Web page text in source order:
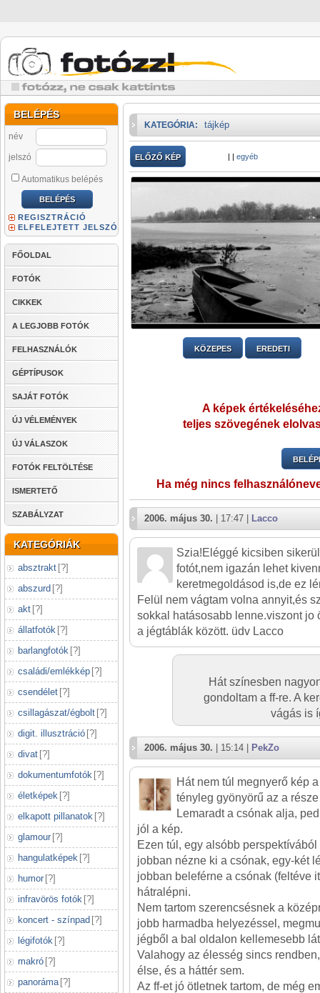
BELÉPÉS
név
jelszó
Automatikus belépés
REGISZTRÁCIÓ
ELFELEJTETT JELSZÓ
FŐOLDAL
FOTÓK
CIKKEK
A LEGJOBB FOTÓK
FELHASZNÁLÓK
GÉPTÍPUSOK
SAJÁT FOTÓK
ÚJ VÉLEMÉNYEK
ÚJ VÁLASZOK
FOTÓK FELTÖLTÉSE
ISMERTETŐ
SZABÁLYZAT
KATEGÓRIÁK
absztrakt [?]
abszurd [?]
akt [?]
állatfotók [?]
barlangfotók [?]
családi/emlékkép [?]
csendélet [?]
csillagászat/égbolt [?]
digit. illusztráció [?]
divat [?]
dokumentumfotók [?]
életképek [?]
elkapott pillanatok [?]
glamour [?]
hangulatképek [?]
humor [?]
infravörös fotók [?]
koncert - színpad [?]
légifotók [?]
makró [?]
panoráma [?]
KATEGÓRIA: tájkép
ELŐZŐ KÉP | | egyéb
KÖZEPES EREDETI
A képek
teljes szövegének
Ha még nincs
2006. május 30. | 17:47 | Lacco
Szia!Eléggé kicsiben
fotót,nem igazán lehet
keretmegoldásod is,de ez
Felül nem vágtam volna annyit,és
sokkal hatásosabb lenne.viszont jo
a jégtáblák között. üdv Lacco
Hát színesben
gondoltam a ff-re. A
vágás is
2006. május 30. | 15:14 | PekZo
Hát nem túl megnyerő kép
tényleg gyönyörű az a
Lemaradt a csónak alja,
jól a kép.
Ezen túl, egy alsóbb
jobban nézne ki a csónak, egy-két
jobban beleférne a csónak (feltéve
hátralépni.
Nem tartom szerencsésnek a
jobb harmadba helyezéssel,
jégből a bal oldalon kellemesebb
Valahogy az élesség sincs
élse, és a háttér sem.
Az ff-et jó ötletnek tartom, de még